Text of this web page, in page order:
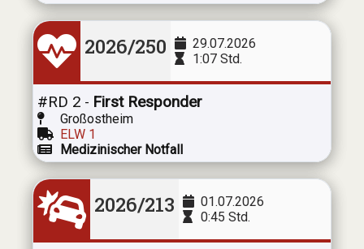
2026/250
29.07.2026
1:07 Std.
#RD 2 - First Responder
Großostheim
ELW 1
Medizinischer Notfall
2026/213
01.07.2026
0:45 Std.